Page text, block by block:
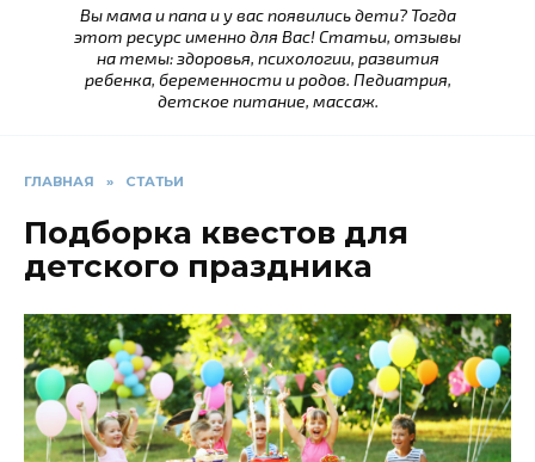
Вы мама и папа и у вас появились дети? Тогда
этот ресурс именно для Вас! Статьи, отзывы
на темы: здоровья, психологии, развития
ребенка, беременности и родов. Педиатрия,
детское питание, массаж.
ГЛАВНАЯ » СТАТЬИ
Подборка квестов для
детского праздника